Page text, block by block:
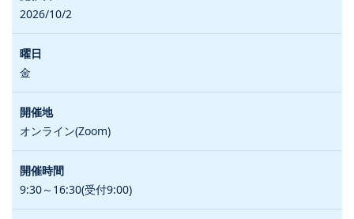
2026/10/2
金
オンライン(Zoom)
9:30～16:30(受付9:00)